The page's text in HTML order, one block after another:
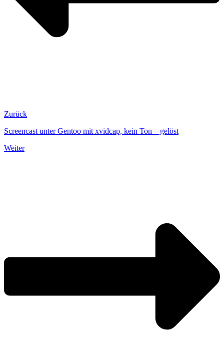
Zurück
Screencast unter Gentoo mit xvidcap, kein Ton – gelöst
Weiter